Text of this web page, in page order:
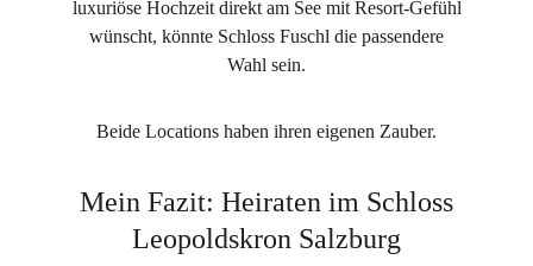
luxuriöse Hochzeit direkt am See mit Resort-Gefühl
wünscht, könnte Schloss Fuschl die passendere
Wahl sein.
Beide Locations haben ihren eigenen Zauber.
Mein Fazit: Heiraten im Schloss
Leopoldskron Salzburg